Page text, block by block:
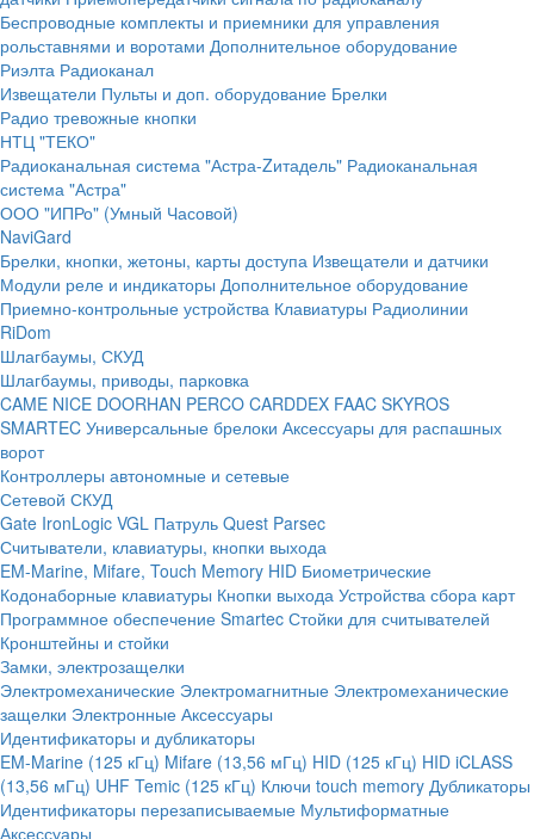
Беспроводные комплекты и приемники для управления
рольставнями и воротами Дополнительное оборудование
Риэлта Радиоканал
Извещатели Пульты и доп. оборудование Брелки
Радио тревожные кнопки
НТЦ "ТЕКО"
Радиоканальная система "Астра-Zитадель" Радиоканальная
система "Астра"
ООО "ИПРо" (Умный Часовой)
NaviGard
Брелки, кнопки, жетоны, карты доступа Извещатели и датчики
Модули реле и индикаторы Дополнительное оборудование
Приемно-контрольные устройства Клавиатуры Радиолинии
RiDom
Шлагбаумы, СКУД
Шлагбаумы, приводы, парковка
CAME NICE DOORHAN PERCO CARDDEX FAAC SKYROS
SMARTEC Универсальные брелоки Аксессуары для распашных
ворот
Контроллеры автономные и сетевые
Сетевой СКУД
Gate IronLogic VGL Патруль Quest Parsec
Считыватели, клавиатуры, кнопки выхода
EM-Marine, Mifare, Touch Memory HID Биометрические
Кодонаборные клавиатуры Кнопки выхода Устройства сбора карт
Программное обеспечение Smartec Стойки для считывателей
Кронштейны и стойки
Замки, электрозащелки
Электромеханические Электромагнитные Электромеханические
защелки Электронные Аксессуары
Идентификаторы и дубликаторы
EM-Marine (125 кГц) Mifare (13,56 мГц) HID (125 кГц) HID iCLASS
(13,56 мГц) UHF Temic (125 кГц) Ключи touch memory Дубликаторы
Идентификаторы перезаписываемые Мультиформатные
Аксессуары